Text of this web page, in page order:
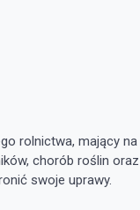
rolnictwa, mający
chorób roślin
swoje uprawy.